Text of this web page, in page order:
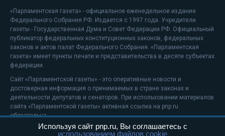
«Парламентская газета» - официальное еженедельное издание
Федерального Собрания РФ. Издается с 1997 года. Учредители
газеты - Государственная Дума и Совет Федерации РФ. Официальный
публикатор федеральных конституционных законов, федеральных
законов и актов палат Федерального Собрания. «Парламентская
газета» имеет пункты печати и представительства в десяти субъектах
федерации.
Сайт «Парламентской газеты» - это оперативные новости и
достоверная информация о принимаемых в стране законах и
деятельности депутатов и сенаторов. При использовании материалов
сайта «Парламентской газеты» активная ссылка на pnp.ru
обязательна.
На информационном ресурсе применяютсярекомендательные
Используя сайт pnp.ru, Вы соглашаетесь с
использованием файлов cookie